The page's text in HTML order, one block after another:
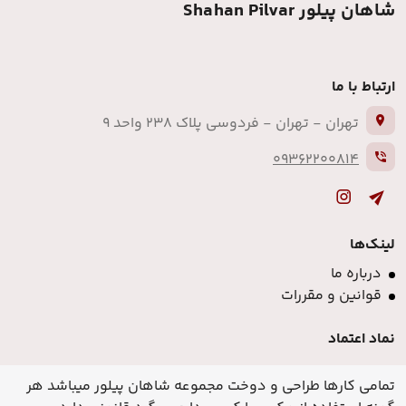
شاهان پیلور Shahan Pilvar
نماد اعتماد
ارتباط با ما
تهران - تهران - فردوسی پلاک 238 واحد 9
09362200814
لینک‌ها
درباره ما
قوانین و مقررات
تمامی کارها طراحی و دوخت مجموعه شاهان پیلور میباشد هر